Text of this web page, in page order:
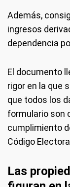
Además,
ingresos
dependencia
El documento
rigor en la que
que todos los
formulario son
cumplimiento
Código
Las